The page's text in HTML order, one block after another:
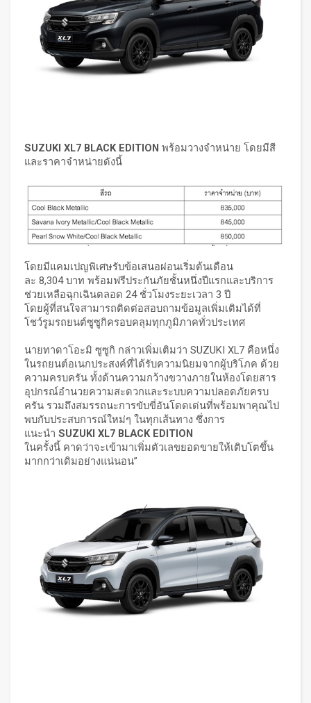
SUZUKI XL7 BLACK EDITION พร้อมวางจำหน่าย โดยมีสี
และราคาจำหน่ายดังนี้
โดยมีแคมเปญพิเศษรับข้อเสนอผ่อนเริ่มต้นเดือน
ละ 8,304 บาท พร้อมฟรีประกันภัยชั้นหนึ่งปีแรกและบริการ
ช่วยเหลือฉุกเฉินตลอด 24 ชั่วโมงระยะเวลา 3 ปี
โดยผู้ที่สนใจสามารถติดต่อสอบถามข้อมูลเพิ่มเติมได้ที่
โชว์รูมรถยนต์ซูซูกิครอบคลุมทุกภูมิภาคทั่วประเทศ
นายทาดาโอะมิ ซูซูกิ กล่าวเพิ่มเติมว่า SUZUKI XL7 คือหนึ่ง
ในรถยนต์อเนกประสงค์ที่ได้รับความนิยมจากผู้บริโภค ด้วย
ความครบครัน ทั้งด้านความกว้างขวางภายในห้องโดยสาร
อุปกรณ์อำนวยความสะดวกและระบบความปลอดภัยครบ
ครัน รวมถึงสมรรถนะการขับขี่อันโดดเด่นที่พร้อมพาคุณไป
พบกับประสบการณ์ใหม่ๆ ในทุกเส้นทาง ซึ่งการ
แนะนำ SUZUKI XL7 BLACK EDITION
ในครั้งนี้ คาดว่าจะเข้ามาเพิ่มตัวเลขยอดขายให้เติบโตขึ้น
มากกว่าเดิมอย่างแน่นอน”